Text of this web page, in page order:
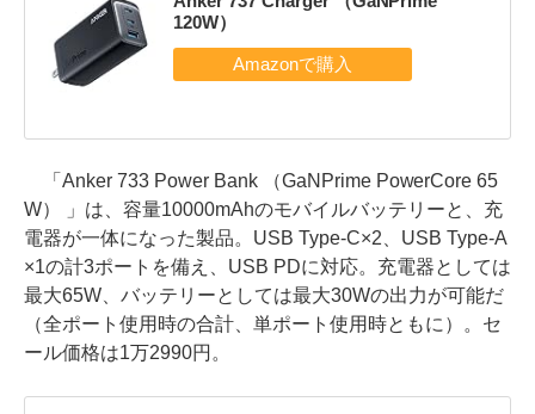
120W）
「Anker 733 Power Bank （GaNPrime PowerCore 65
W） 」は、容量10000mAhのモバイルバッテリーと、充
電器が一体になった製品。USB Type-C×2、USB Type-A
×1の計3ポートを備え、USB PDに対応。充電器としては
最大65W、バッテリーとしては最大30Wの出力が可能だ
（全ポート使用時の合計、単ポート使用時ともに）。セ
ール価格は1万2990円。